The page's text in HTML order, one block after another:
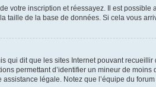
votre inscription et réessayez. Il est
de la base de données. Si cela vous
qui dit que les sites Internet pouvant
permettant d’identifier un mineur de
légale. Notez que l’équipe du